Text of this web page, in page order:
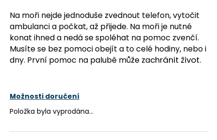
Na moři nejde jednoduše zvednout telefon, vytočit
ambulanci a počkat, až přijede. Na moři je nutné
konat ihned a nedá se spoléhat na pomoc zvenčí.
Musíte se bez pomoci obejít a to celé hodiny, nebo i
dny. První pomoc na palubě může zachránit život.
Možnosti doručení
Položka byla vyprodána…
a
j
í
t
?
HLEDAT